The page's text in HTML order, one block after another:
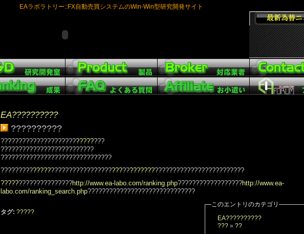
EAラボラトリー::FX自動売買システムのWin-Win型研究開発サイト
EA??????????
??????????
?????????????????????????????
??????????????????????????
???????????????????????????????
????????????????????????????????????????????????????????????????????
????????????????????http://www.ea-labo.com/ranking.php??????????????????http://www.ea-
labo.com/ranking_search.php??????????????????????????????
このエントリのカテゴリ
EA??????????
??? »??
タグ: ?????